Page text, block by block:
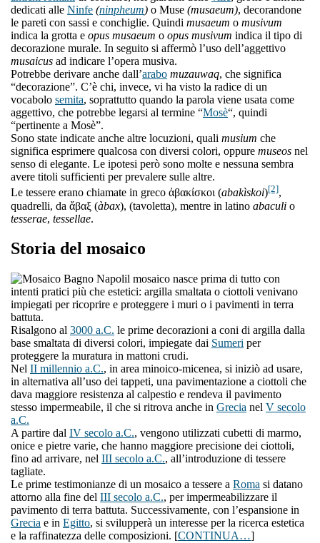
dedicati alle Ninfe (ninpheum) o Muse (musaeum), decorandone
le pareti con sassi e conchiglie. Quindi musaeum o musivum
indica la grotta e opus musaeum o opus musivum indica il tipo di
decorazione murale. In seguito si affermò l’uso dell’aggettivo
musaicus ad indicare l’opera musiva.
Potrebbe derivare anche dall’arabo muzauwaq, che significa
“decorazione”. C’è chi, invece, vi ha visto la radice di un
vocabolo semita, soprattutto quando la parola viene usata come
aggettivo, che potrebbe legarsi al termine “Mosè“, quindi
“pertinente a Mosè”.
Sono state indicate anche altre locuzioni, quali musium che
significa esprimere qualcosa con diversi colori, oppure museos nel
senso di elegante. Le ipotesi però sono molte e nessuna sembra
avere titoli sufficienti per prevalere sulle altre.
Le tessere erano chiamate in greco ἀβακίσκοι (abakìskoi)[2],
quadrelli, da ἄβαξ (àbax), (tavoletta), mentre in latino abaculi o
tesserae, tessellae.
Storia del mosaico
l mosaico nasce prima di tutto con
intenti pratici più che estetici: argilla smaltata o ciottoli venivano
impiegati per ricoprire e proteggere i muri o i pavimenti in terra
battuta.
Risalgono al 3000 a.C. le prime decorazioni a coni di argilla dalla
base smaltata di diversi colori, impiegate dai Sumeri per
proteggere la muratura in mattoni crudi.
Nel II millennio a.C., in area minoico-micenea, si iniziò ad usare,
in alternativa all’uso dei tappeti, una pavimentazione a ciottoli che
dava maggiore resistenza al calpestio e rendeva il pavimento
stesso impermeabile, il che si ritrova anche in Grecia nel V secolo
a.C.
A partire dal IV secolo a.C., vengono utilizzati cubetti di marmo,
onice e pietre varie, che hanno maggiore precisione dei ciottoli,
fino ad arrivare, nel III secolo a.C., all’introduzione di tessere
tagliate.
Le prime testimonianze di un mosaico a tessere a Roma si datano
attorno alla fine del III secolo a.C., per impermeabilizzare il
pavimento di terra battuta. Successivamente, con l’espansione in
Grecia e in Egitto, si svilupperà un interesse per la ricerca estetica
e la raffinatezza delle composizioni. [CONTINUA…]